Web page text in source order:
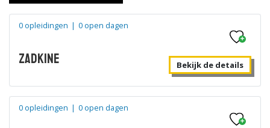
0 opleidingen | 0 open dagen
Zadkine Bekijk de details
0 opleidingen | 0 open dagen